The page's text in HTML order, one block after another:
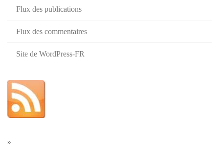
Flux des publications
Flux des commentaires
Site de WordPress-FR
»